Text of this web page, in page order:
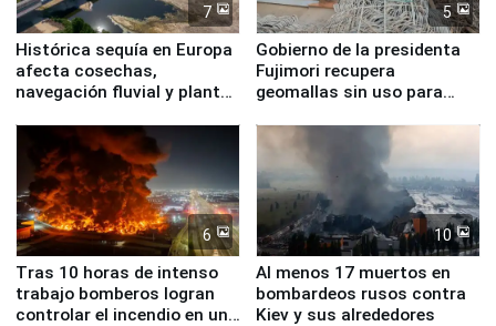
7
Histórica sequía en Europa
afecta cosechas,
navegación fluvial y plantas
5
Gobierno de la presidenta
Fujimori recupera
geomallas sin uso para
Fenómeno El Niño
6
Tras 10 horas de intenso
trabajo bomberos logran
controlar el incendio en una
10
Al menos 17 muertos en
bombardeos rusos contra
Kiev y sus alrededores